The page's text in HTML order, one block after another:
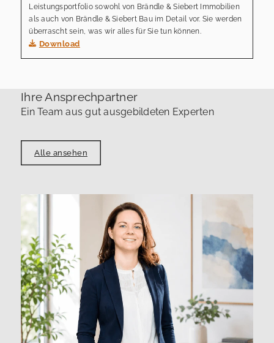
Leistungsportfolio sowohl von Brändle & Siebert Immobilien
als auch von Brändle & Siebert Bau im Detail vor. Sie werden
überrascht sein, was wir alles für Sie tun können.
Download
Ihre Ansprechpartner
Ein Team aus gut ausgebildeten Experten
Alle ansehen